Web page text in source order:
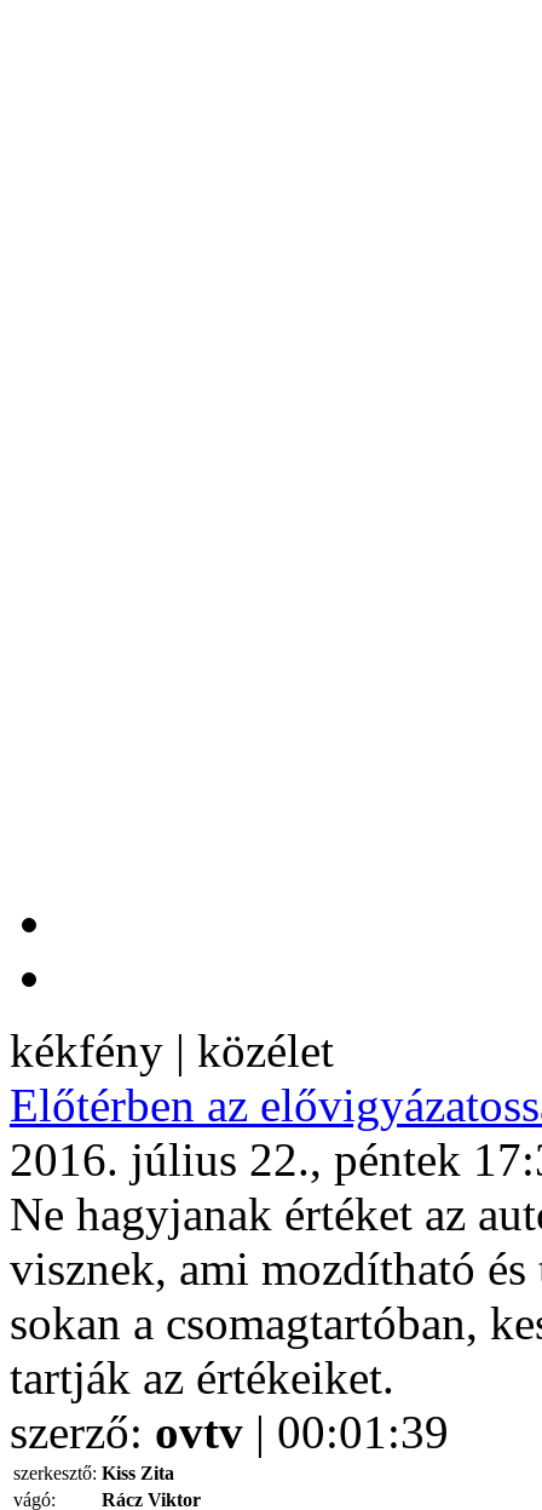
kékfény | közélet
Előtérben az
2016. július 22., péntek
Ne hagyjanak értéket az
visznek, ami mozdítható
sokan a csomagtartóban,
tartják az értékeiket.
szerző: ovtv | 00:01:39
szerkesztő: Kiss Zita
vágó:
Rácz Viktor